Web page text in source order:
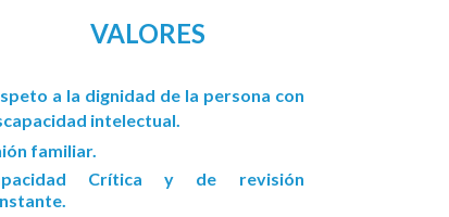
VALORES
a la dignidad de la persona con
intelectual.
familiar.
Crítica y de revisión